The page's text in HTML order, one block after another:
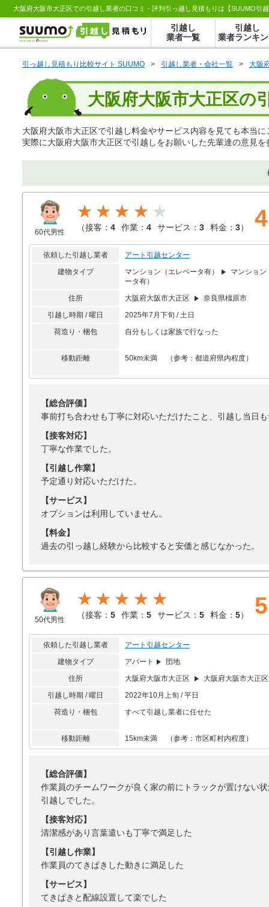
引越し
業者一覧
引越し
業者ランキ
引っ越し見積もり比較サイト SUUMO > 引越し業者・会社一覧 > 大阪
大阪府大阪市大正区の
大阪府大阪市大正区で引越し料金やサービス内容を見ても本当
実際に大阪府大阪市大正区で引越しをお願いした先輩達の意見
60代男性
★★★★
（接客： 4 作業： 4 サービス： 3 料金： 3） 4
依頼した引越し業者
アート引越センター
建物タイプ
マンション（エレベータ有）
マンション
ータ有）
住所
大阪府大阪市大正区
奈良県橿原市
引越し時期 / 曜日
2025年7月下旬 / 土日
荷造り・梱包
自分もしくは家族で行なった
移動距離 50km未満 （参考：都道府県内程度）
【総合評価】
事前打ち合わせも丁寧に対応いただけたこと、引越し当日
【接客対応】
丁寧な作業でした。
【引越し作業】
予定通り対応いただけた。
【サービス】
オプションは利用していません。
【料金】
過去の引っ越し経験から比較すると安価と感じなかった。
50代男性
★★★★★
（接客： 5 作業： 5 サービス： 5 料金： 5） 5
依頼した引越し業者
アート引越センター
建物タイプ
アパート
団地
住所
大阪府大阪市大正区
大阪府大阪市大正区
引越し時期 / 曜日
2022年10月上旬 / 平日
荷造り・梱包
すべて引越し業者に任せた
移動距離 15km未満 （参考：市区町村内程度）
【総合評価】
作業員のチームワークが良く家の前にトラックが置けない
引越しでした。
【接客対応】
清潔感があり言葉遣いも丁寧で満足した
【引越し作業】
作業員のてきぱきした動きに満足した
【サービス】
てきぱきと配線設置して楽でした